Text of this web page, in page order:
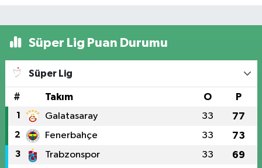
Süper Lig Puan Durumu
Süper Lig
# Takım O P
1 Galatasaray 33 77
2 Fenerbahçe 33 73
3 Trabzonspor 33 69